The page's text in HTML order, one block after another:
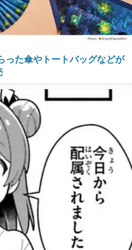
った傘やトートバッグなどが